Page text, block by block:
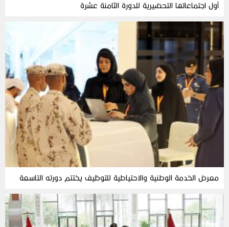
أول اجتماعاتها التحضيرية للدورة الثامنة عشرة
معرض الخدمة الوطنية والاحتياطية للتوظيف يختتم دورته التاسعة